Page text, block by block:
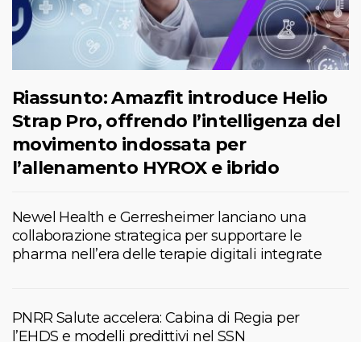
Riassunto: Amazfit introduce Helio
Strap Pro, offrendo l’intelligenza del
movimento indossata per
l’allenamento HYROX e ibrido
Newel Health e Gerresheimer lanciano una
collaborazione strategica per supportare le
pharma nell’era delle terapie digitali integrate
PNRR Salute accelera: Cabina di Regia per
l’EHDS e modelli predittivi nel SSN